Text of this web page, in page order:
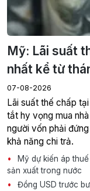
Mỹ: Lãi suất
nhất kể từ
07-08-2026
Lãi suất thế chấp
tắt hy vọng mua
người vốn phải
khả năng chi trả.
Mỹ dự kiến áp
sản xuất trong nước
Đồng USD trước